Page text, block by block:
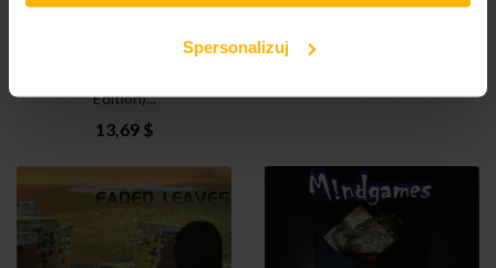
Spersonalizuj
Manning - The Ragged
Edition)...
13,69 $
Focus - Focus 8 (CD)